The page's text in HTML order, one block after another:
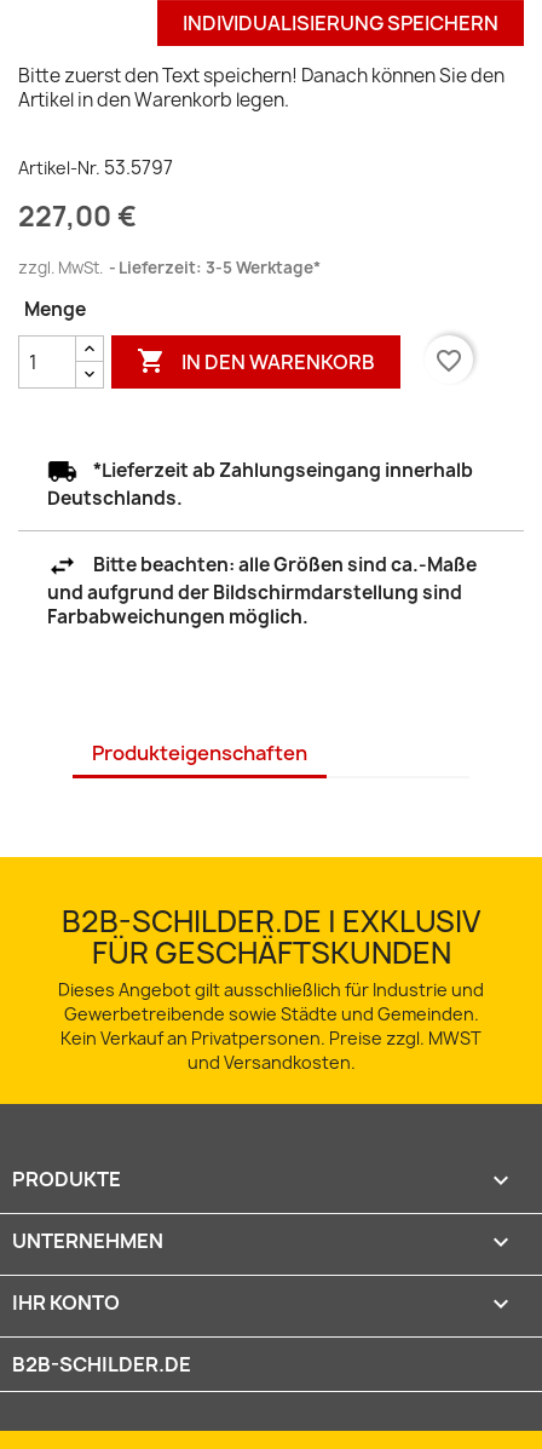
INDIVIDUALISIERUNG SPEICHERN
Bitte zuerst den Text speichern! Danach können Sie den
Artikel in den Warenkorb legen.
Artikel-Nr. 53.5797
227,00 €
zzgl. MwSt. Lieferzeit: 3-5 Werktage*
Menge
 IN DEN WARENKORB favorite_border
*Lieferzeit ab Zahlungseingang innerhalb
Deutschlands.
Bitte beachten: alle Größen sind ca.-Maße
und aufgrund der Bildschirmdarstellung sind
Farbabweichungen möglich.
Produkteigenschaften
B2B-SCHILDER.DE | EXKLUSIV
FÜR GESCHÄFTSKUNDEN
Dieses Angebot gilt ausschließlich für Industrie und
Gewerbetreibende sowie Städte und Gemeinden.
Kein Verkauf an Privatpersonen. Preise zzgl. MWST
und Versandkosten.
PRODUKTE 
UNTERNEHMEN 
IHR KONTO 
B2B-SCHILDER.DE